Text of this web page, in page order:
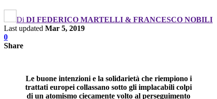
Di DI FEDERICO MARTELLI & FRANCESCO NOBILI
Last updated Mar 5, 2019
0
Share
Le buone intenzioni e la solidarietà che riempiono i
trattati europei collassano sotto gli implacabili colpi
di un atomismo ciecamente volto al perseguimento